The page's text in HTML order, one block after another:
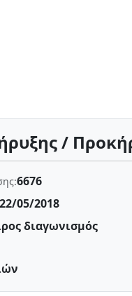
/
6676
22/05/2018
διαγωνισμός